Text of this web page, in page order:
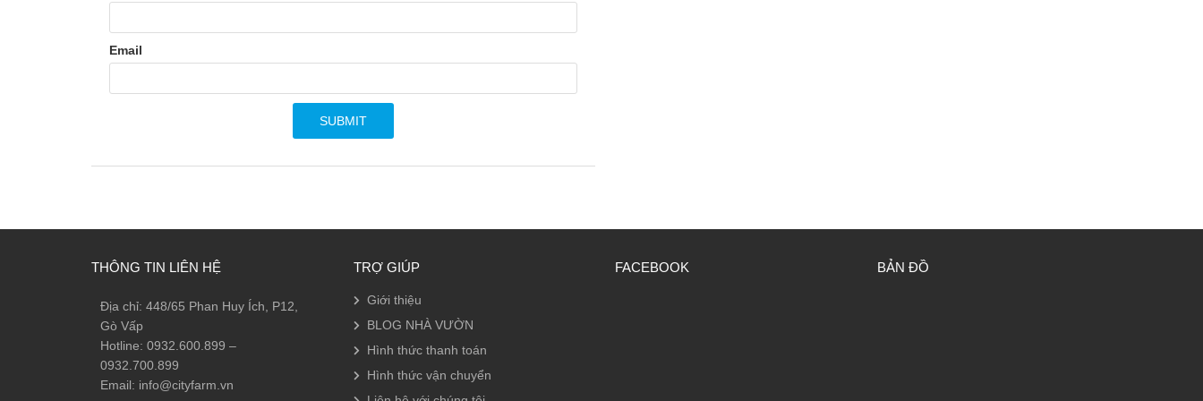
Email
THÔNG TIN LIÊN HỆ
Địa chỉ: 448/65 Phan Huy Ích, P12,
Gò Vấp
Hotline: 0932.600.899 –
0932.700.899
Email: info@cityfarm.vn
TRỢ GIÚP
Giới thiệu
BLOG NHÀ VƯỜN
Hình thức thanh toán
Hình thức vận chuyển
FACEBOOK BẢN ĐỒ